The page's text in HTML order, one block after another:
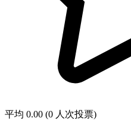
平均 0.00 (0 人次投票)